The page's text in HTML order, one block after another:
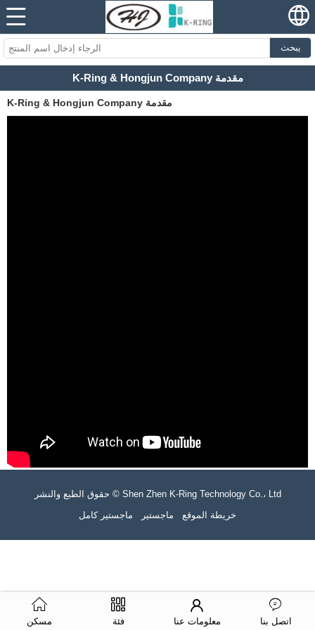
يبحث
K-Ring & Hongjun Company مقدمة
K-Ring & Hongjun Company مقدمة
حقوق الطبع والنشر © Shen Zhen K-Ring Technology Co.، Ltd
خريطة الموقع
ماجستير ماجستير كامل
مسكن فئة معلومات عنا اتصل بنا